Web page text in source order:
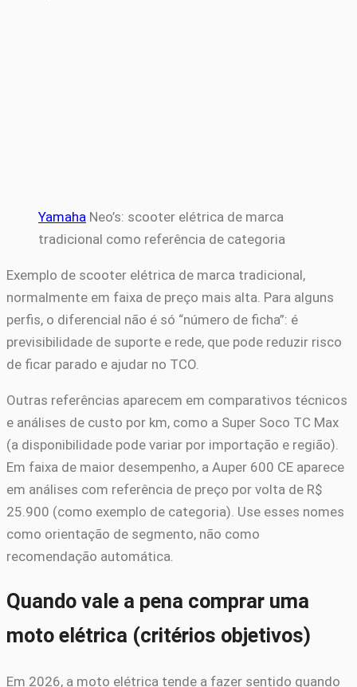
Yamaha Neo’s: scooter elétrica de marca
tradicional como referência de categoria
Exemplo de scooter elétrica de marca tradicional,
normalmente em faixa de preço mais alta. Para alguns
perfis, o diferencial não é só “número de ficha”: é
previsibilidade de suporte e rede, que pode reduzir risco
de ficar parado e ajudar no TCO.
Outras referências aparecem em comparativos técnicos
e análises de custo por km, como a Super Soco TC Max
(a disponibilidade pode variar por importação e região).
Em faixa de maior desempenho, a Auper 600 CE aparece
em análises com referência de preço por volta de R$
25.900 (como exemplo de categoria). Use esses nomes
como orientação de segmento, não como
recomendação automática.
Quando vale a pena comprar uma
moto elétrica (critérios objetivos)
Em 2026, a moto elétrica tende a fazer sentido quando